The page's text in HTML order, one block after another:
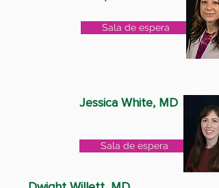
Sala de espera
Jessica White, MD
Sala de espera